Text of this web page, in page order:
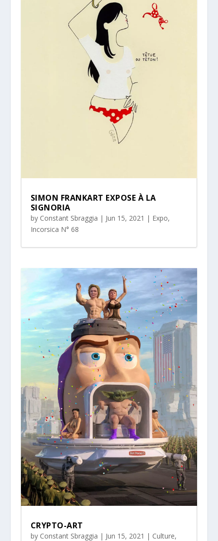
SIMON FRANKART EXPOSE À LA
SIGNORIA
by Constant Sbraggia | Jun 15, 2021 | Expo,
Incorsica N° 68
CRYPTO-ART
by Constant Sbraggia | Jun 15, 2021 | Culture,